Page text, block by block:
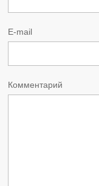
E-mail
Комментарий